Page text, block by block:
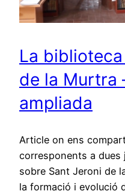
La
de la Murtra
ampliada
Article on ens
corresponents a
sobre Sant Jeroni de
la formació i evolució